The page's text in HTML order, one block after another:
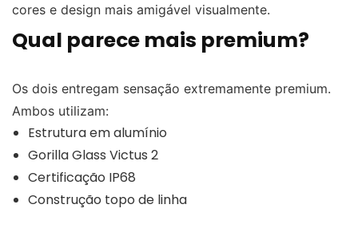
cores e design mais amigável visualmente.
Qual parece mais premium?
Os dois entregam sensação extremamente premium.
Ambos utilizam:
Estrutura em alumínio
Gorilla Glass Victus 2
Certificação IP68
Construção topo de linha